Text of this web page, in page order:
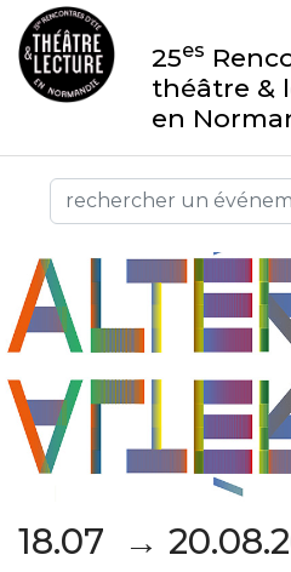
25es
théâtre &
en
18.07 →